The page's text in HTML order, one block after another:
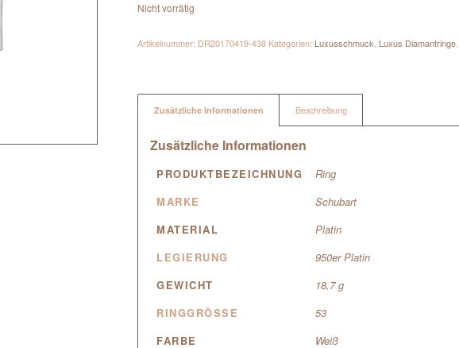
Nicht vorrätig
Artikelnummer: DR20170419-438 Kategorien: Luxusschmuck Luxus Diamantringe
Zusätzliche Informationen Beschreibung
Zusätzliche Informationen
PRODUKTBEZEICHNUNG
Ring
MARKE
Schubart
MATERIAL
Platin
LEGIERUNG
950er Platin
GEWICHT
18,7 g
RINGGRÖSSE
53
FARBE
Weiß